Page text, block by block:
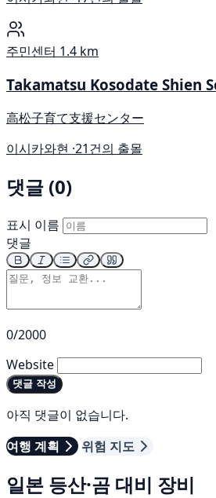
주민센터 1.4 km
Takamatsu Kosodate Shien
高松子育て支援センター
이시카와현 ·21건의 출몰
댓글 (0)
표시 이름
댓글
0/2000
Website
댓글 작성
아직 댓글이 없습니다.
여행 계획
위험 지도
일본 등산·곰 대비 장비